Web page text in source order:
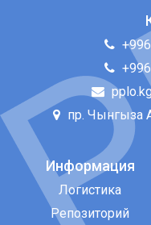
пр. Чынгыза
Информация
Логистика
Репозиторий